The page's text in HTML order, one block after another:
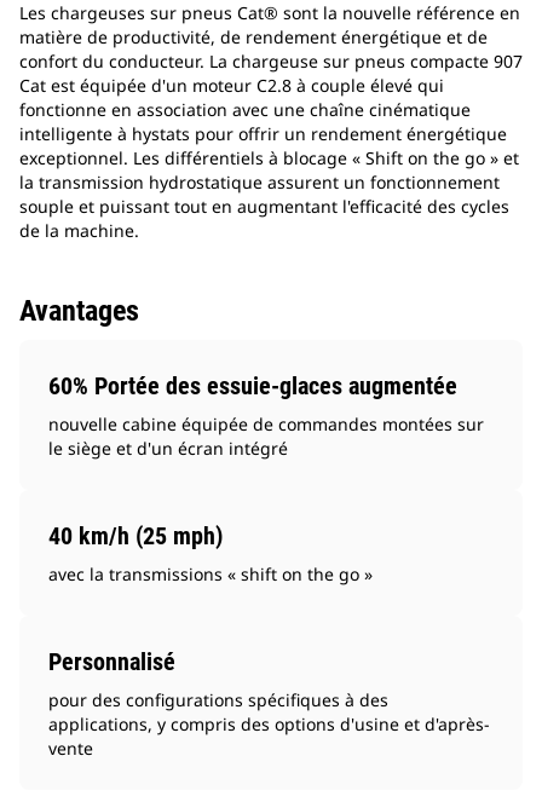
Les chargeuses sur pneus Cat® sont la nouvelle référence en
matière de productivité, de rendement énergétique et de
confort du conducteur. La chargeuse sur pneus compacte 907
Cat est équipée d'un moteur C2.8 à couple élevé qui
fonctionne en association avec une chaîne cinématique
intelligente à hystats pour offrir un rendement énergétique
exceptionnel. Les différentiels à blocage « Shift on the go » et
la transmission hydrostatique assurent un fonctionnement
souple et puissant tout en augmentant l'efficacité des cycles
de la machine.
Avantages
60% Portée des essuie-glaces augmentée
nouvelle cabine équipée de commandes montées sur
le siège et d'un écran intégré
40 km/h (25 mph)
avec la transmissions « shift on the go »
Personnalisé
pour des configurations spécifiques à des
applications, y compris des options d'usine et d'après-
vente